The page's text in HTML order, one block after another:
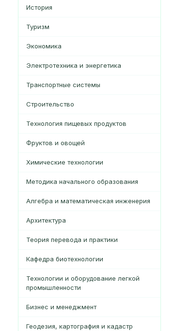
История
Туризм
Экономика
Электротехника и энергетика
Транспортные системы
Строительство
Технология пищевых продуктов
Фруктов и овощей
Химические технологии
Методика начального образования
Алгебра и математическая инженерия
Архитектура
Теория перевода и практики
Кафедра биотехнологии
Технологии и оборудование легкой
промышленности
Бизнес и менеджмент
Геодезия, картография и кадастр